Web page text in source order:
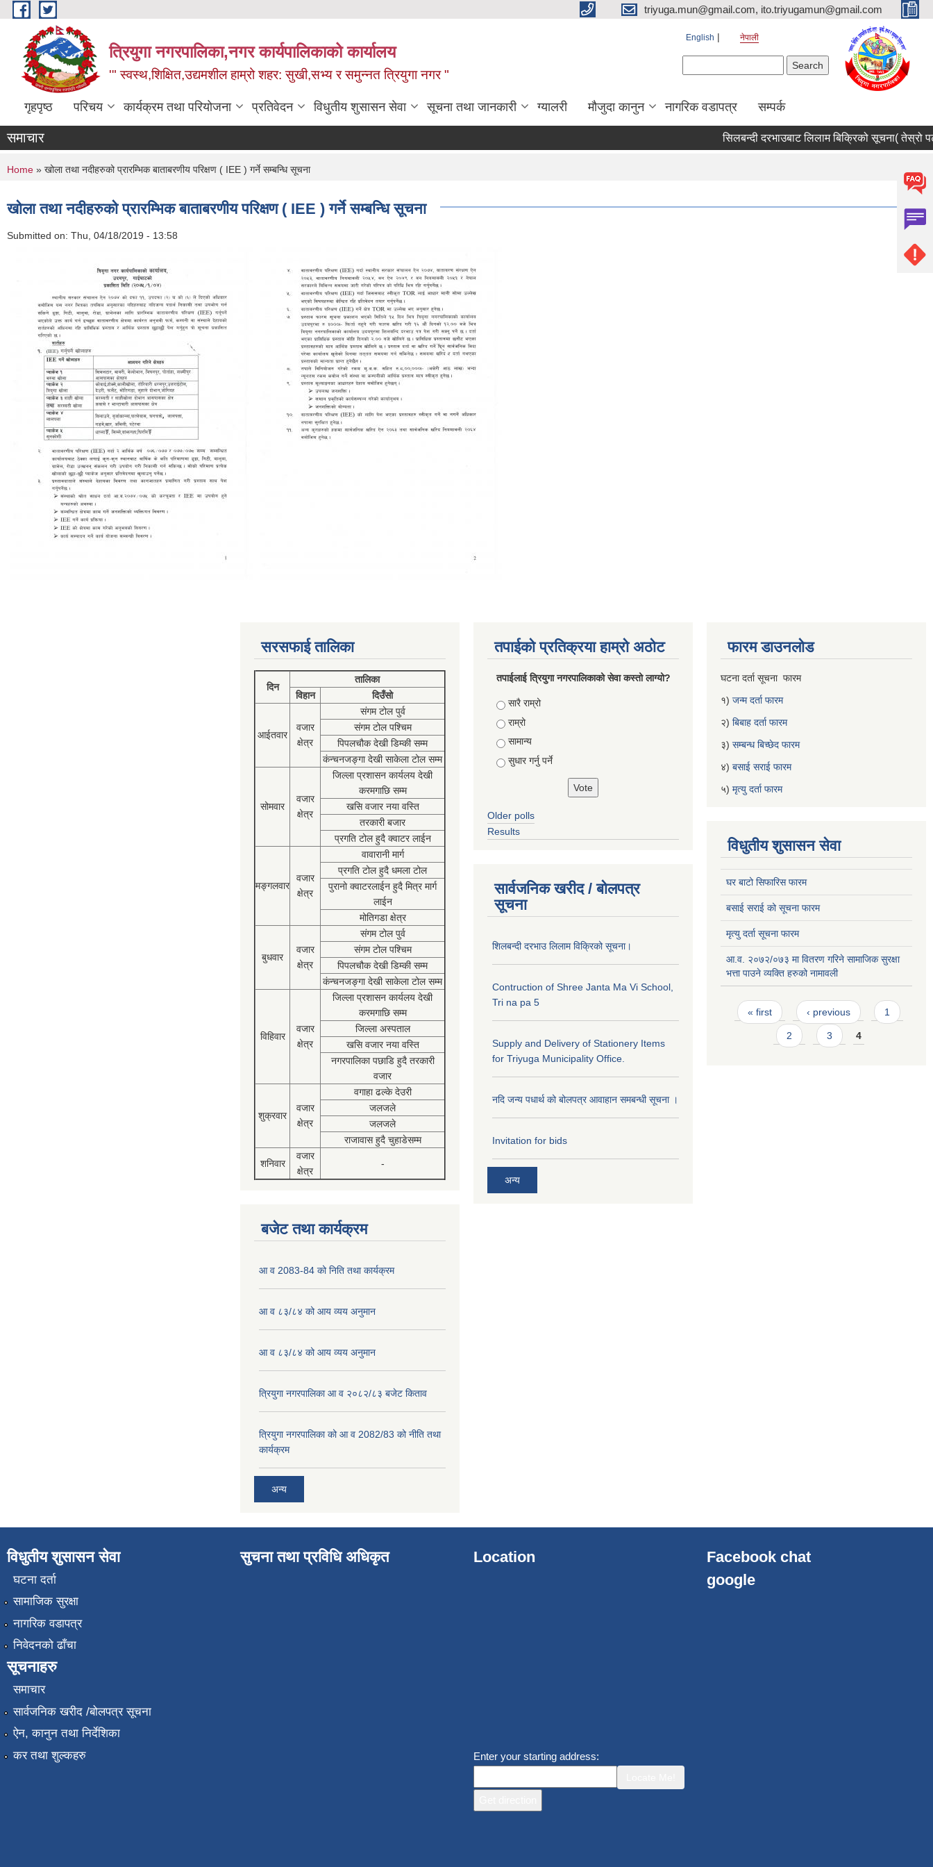
Skip to main content triyuga.mun@gmail.com, ito.triyugamun@gmail.com
त्रियुगा नगरपालिका,नगर कार्यपालिकाको कार्यालय
'" स्वस्थ,शिक्षित,उद्यमशील हाम्रो शहर: सुखी,सभ्य र समुन्नत त्रियुगा नगर "
English नेपाली
गृहपृष्ठ परिचय कार्यक्रम तथा परियोजना प्रतिवेदन विधुतीय शुसासन सेवा सूचना तथा जानकारी ग्यालरी मौजुदा कानुन नागरिक वडापत्र सम्पर्क
समाचार सिलबन्दी दरभाउबाट लिलाम बिक्रिको सूचना( तेस्रो
You are here
Home » खोला तथा नदीहरुको प्रारम्भिक बाताबरणीय परिक्षण ( IEE ) गर्ने सम्बन्धि सूचना
खोला तथा नदीहरुको प्रारम्भिक बाताबरणीय परिक्षण ( IEE ) गर्ने सम्बन्धि सूचना
Submitted on: Thu, 04/18/2019 - 13:58
सरसफाई तालिका
दिन
तालिका
विहान
दिउँसो
आईतवार
वजार
क्षेत्र
संगम टोल पुर्व
संगम टोल पश्चिम
पिपलचौक देखी डिम्की सम्म
कंन्चनजङ्गा देखी साकेला टोल सम्म
सोमवार
वजार
क्षेत्र
जिल्ला प्रशासन कार्यलय देखी
करमगाछि सम्म
खसि वजार नया वस्ति
तरकारी बजार
प्रगति टोल हुदै क्वाटर लाईन
मङ्गलवार
वजार
क्षेत्र
वावारानी मार्ग
प्रगति टोल हुदै धमला टोल
पुरानो क्वाटरलाईन हुदै मित्र मार्ग
लाईन
मोतिगडा क्षेत्र
बुधवार
वजार
क्षेत्र
संगम टोल पुर्व
संगम टोल पश्चिम
पिपलचौक देखी डिम्की सम्म
कंन्चनजङ्गा देखी साकेला टोल सम्म
विहिवार
वजार
क्षेत्र
जिल्ला प्रशासन कार्यलय देखी
करमगाछि सम्म
जिल्ला अस्पताल
खसि वजार नया वस्ति
नगरपालिका पछाडि हुदै तरकारी
वजार
शुक्रवार
वजार
क्षेत्र
वगाहा ढल्के देउरी
जलजले
जलजले
राजावास हुदै चुहाडेसम्म
शनिवार
वजार
क्षेत्र
-
बजेट तथा कार्यक्रम
आ व 2083-84 को निति तथा कार्यक्रम
आ व ८३/८४ को आय व्यय अनुमान
आ व ८३/८४ को आय व्यय अनुमान
त्रियुगा नगरपालिका आ व २०८२/८३ बजेट किताव
त्रियुगा नगरपालिका को आ व 2082/83 को नीति तथा
कार्यक्रम
अन्य
तपाईको प्रतिक्रया हाम्रो अठोट
तपाईलाई त्रियुगा नगरपालिकाको सेवा कस्तो लाग्यो?
Choices
सारै राम्रो
राम्रो
सामान्य
सुधार गर्नु पर्ने
Older polls
Results
सार्वजनिक खरीद / बोलपत्र
सूचना
शिलबन्दी दरभाउ लिलाम विक्रिको सूचना।
Contruction of Shree Janta Ma Vi School,
Tri na pa 5
Supply and Delivery of Stationery Items
for Triyuga Municipality Office.
नदि जन्य पधार्थ को बोलपत्र आवाहान समबन्धी सूचना ।
Invitation for bids
अन्य
फारम डाउनलोड
घटना दर्ता सूचना फारम
१) जन्म दर्ता फारम
२) बिबाह दर्ता फारम
३) सम्बन्ध बिच्छेद फारम
४) बसाई सराई फारम
५) मृत्यु दर्ता फारम
विधुतीय शुसासन सेवा
घर बाटो सिफारिस फारम
बसाई सराई को सूचना फारम
मृत्यु दर्ता सूचना फारम
आ.व. २०७२/०७३ मा वितरण गरिने सामाजिक सुरक्षा
भत्ता पाउने व्यक्ति हरुको नामावली
Pages
« first ‹ previous 1
2 3 4
विधुतीय शुसासन सेवा
घटना दर्ता
सामाजिक सुरक्षा
नागरिक वडापत्र
निवेदनको ढाँचा
सूचनाहरु
समाचार
सार्वजनिक खरीद /बोलपत्र सूचना
ऐन, कानुन तथा निर्देशिका
कर तथा शुल्कहरु
सुचना तथा प्रविधि अधिकृत Location
Enter your starting address:
Facebook chat
google